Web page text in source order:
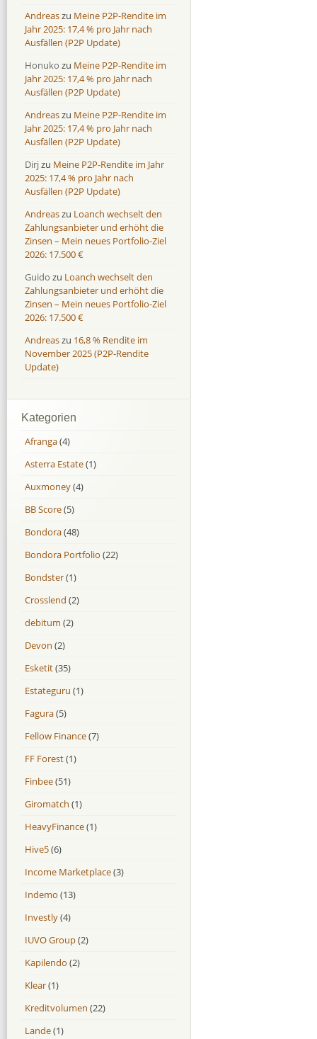
Andreaszu Meine P2P-Rendite im
Jahr 2025: 17,4 % pro Jahr nach
Ausfällen (P2P Update)
Honuko zu Meine P2P-Rendite im
Jahr 2025: 17,4 % pro Jahr nach
Ausfällen (P2P Update)
Andreaszu Meine P2P-Rendite im
Jahr 2025: 17,4 % pro Jahr nach
Ausfällen (P2P Update)
Dirjzu Meine P2P-Rendite im Jahr
2025: 17,4 % pro Jahr nach
Ausfällen (P2P Update)
Andreaszu Loanch wechselt den
Zahlungsanbieter und erhöht die
Zinsen – Mein neues Portfolio-Ziel
2026: 17.500 €
Guido zu Loanch wechselt den
Zahlungsanbieter und erhöht die
Zinsen – Mein neues Portfolio-Ziel
2026: 17.500 €
Andreaszu 16,8 % Rendite im
November 2025 (P2P-Rendite
Update)
Kategorien
Afranga(4)
Asterra Estate(1)
Auxmoney(4)
BB Score(5)
Bondora(48)
Bondora Portfolio (22)
Bondster(1)
Crosslend (2)
debitum (2)
Devon (2)
Esketit(35)
Estateguru (1)
Fagura(5)
Fellow Finance(7)
FF Forest(1)
Finbee(51)
Giromatch (1)
HeavyFinance(1)
Hive5(6)
Income Marketplace(3)
Indemo (13)
Investly(4)
IUVO Group(2)
Kapilendo (2)
Klear(1)
Kreditvolumen (22)
Lande(1)